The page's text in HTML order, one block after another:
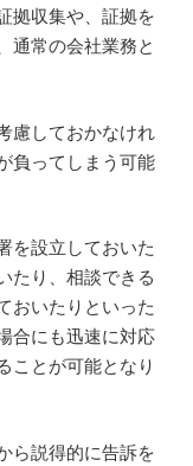
拠収集や、証拠を
通常の会社業務と
慮しておかなけれ
負ってしまう可能
を設立しておいた
たり、相談できる
おいたりといった
合にも迅速に対応
ことが可能となり
ら説得的に告訴を